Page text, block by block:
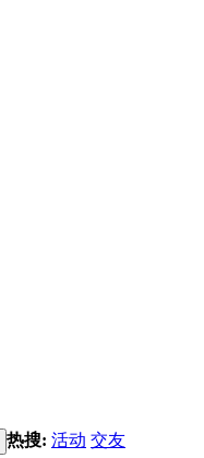
热搜: 活动 交友